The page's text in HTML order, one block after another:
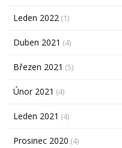
Leden 2022 (1)
Duben 2021 (4)
Březen 2021 (5)
Únor 2021 (4)
Leden 2021 (4)
Prosinec 2020 (4)